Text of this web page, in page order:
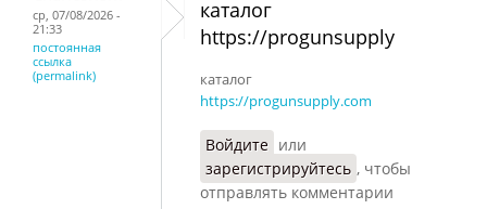
ср, 07/08/2026 -
21:33
постоянная
ссылка
(permalink)
каталог
https://progunsupply
каталог
https://progunsupply.com
Войдите или
зарегистрируйтесь , чтобы
отправлять комментарии